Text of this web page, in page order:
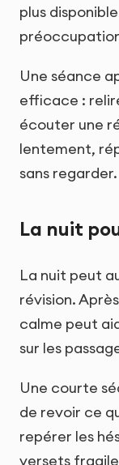
plus
Une séance
efficace :
écouter une
lentement,
sans regarder.
La nuit
La nuit peut
révision.
calme peut
sur les
Une courte
de revoir ce
repérer les
versets